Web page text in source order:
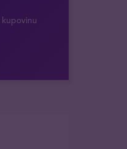
kupovinu